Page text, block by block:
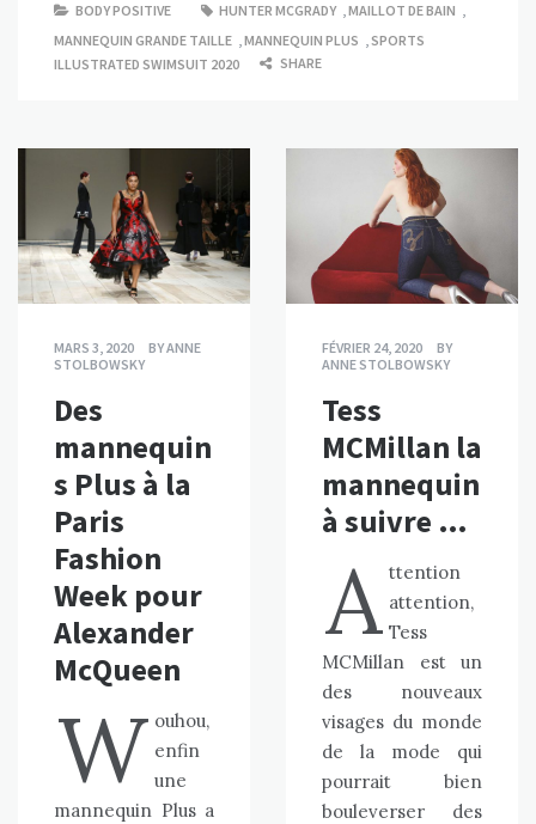
BODY POSITIVE HUNTER MCGRADY ,MAILLOT DE BAIN ,
MANNEQUIN GRANDE TAILLE ,MANNEQUIN PLUS ,SPORTS
ILLUSTRATED SWIMSUIT 2020
SHARE
MARS 3, 2020 BYANNE
STOLBOWSKY
Des
mannequin
s Plus à la
Paris
Fashion
Week pour
Alexander
McQueen
W ouhou,
enfin
une
mannequin Plus a
FÉVRIER 24, 2020
BY
ANNE STOLBOWSKY
Tess
MCMillan la
mannequin
à suivre …
A ttention
attention,
Tess
MCMillan est un
des nouveaux
visages du monde
de la mode qui
pourrait bien
bouleverser des